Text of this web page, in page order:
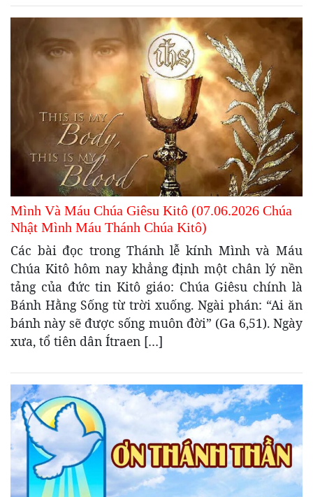
Mình Và Máu Chúa Giêsu Kitô (07.06.2026 Chúa
Nhật Mình Máu Thánh Chúa Kitô)
Các bài đọc trong Thánh lễ kính Mình và Máu
Chúa Kitô hôm nay khẳng định một chân lý nền
tảng của đức tin Kitô giáo: Chúa Giêsu chính là
Bánh Hằng Sống từ trời xuống. Ngài phán: “Ai ăn
bánh này sẽ được sống muôn đời” (Ga 6,51). Ngày
xưa, tổ tiên dân Ítraen […]